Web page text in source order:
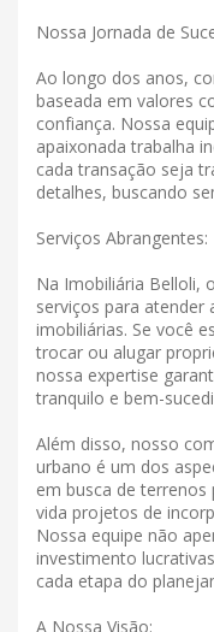
Nossa Jornada de
Ao longo dos anos,
baseada em valores
confiança. Nossa
apaixonada trabalha
cada transação seja
detalhes, buscando
Serviços Abrangentes:
Na Imobiliária Belloli,
serviços para atender
imobiliárias. Se você
trocar ou alugar
nossa expertise
tranquilo e bem-
Além disso, nosso
urbano é um dos
em busca de
vida projetos de
Nossa equipe não
investimento
cada etapa do
A Nossa Visão: